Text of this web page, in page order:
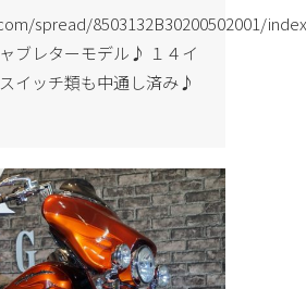
spread/8503132B30200502001/
ブレターモデル♪ １４イ
イッチ類も中通し済み♪